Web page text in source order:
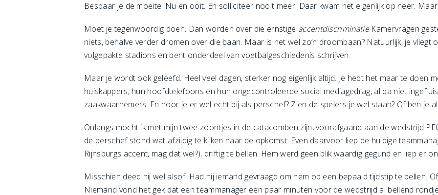
Bespaar je de moeite. Nu en ooit. En solliciteer nooit meer. Daar kwam het eigenlijk op neer.
Moet je tegenwoordig doen. Dan worden over die ernstige accentdiscriminatieKamervragen
niets, behalve verder dromen over die baan. Maar is het wel zo’n droombaan? Natuurlijk, je vliegt
volgepakte stadions en bent onderdeel van voetbalgeschiedenis schrijven.
Maar je wordt ook geleefd. Heel veel dagen, sterker nog eigenlijk altijd. Je hebt het maar te doen
huiskappers, hun hoofdtelefoons en hun ongecontroleerde social mediagedrag, al da niet
zaakwaarnemers. En hoor je er wel echt bij als perschef? Zien de spelers je wel staan? Of ben je
Onlangs mocht ik met mijn twee zoontjes in de catacomben zijn, voorafgaand aan de wedstrijd
de perschef stond wat afzijdig te kijken naar de opkomst. Even daarvoor liep de huidige
Rijnsburgs accent, mag dat wel?), driftig te bellen. Hem werd geen blik waardig gegund en liep er
Misschien deed hij wel alsof. Had hij iemand gevraagd om hem op een bepaald tijdstip te bellen.
Niemand vond het gek dat een teammanager een paar minuten voor de wedstrijd al bellend